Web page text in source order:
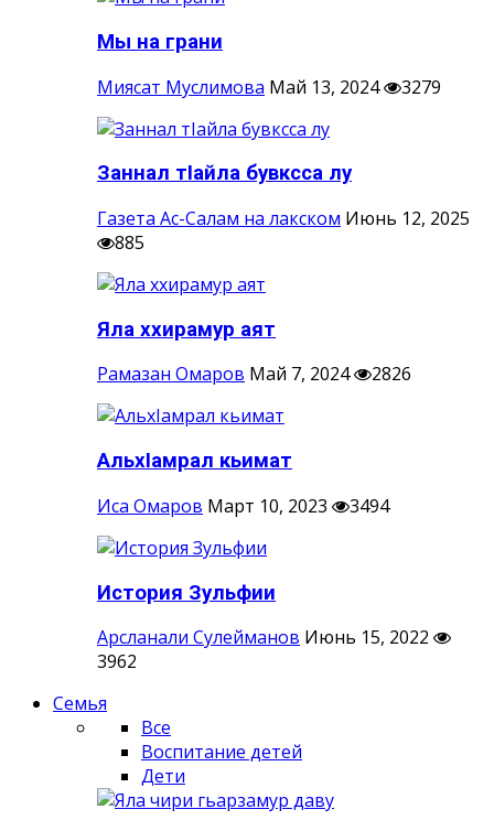
Мы на грани
Миясат Муслимова Май 13, 2024 3279
Заннал тIайла бувксса лу
Газета Ас-Салам на лакском Июнь 12, 2025
885
Яла ххирамур аят
Рамазан Омаров Май 7, 2024 2826
АльхIамрал кьимат
Иса Омаров Март 10, 2023 3494
История Зульфии
Арсланали Сулейманов Июнь 15, 2022
3962
Семья
Все
Воспитание детей
Дети